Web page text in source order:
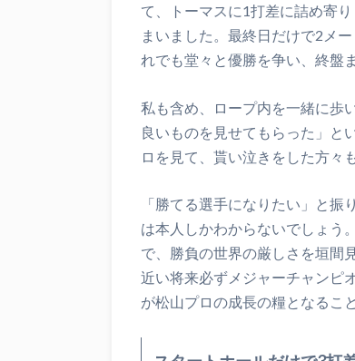
て、トーマスに1打差に詰め寄
まいました。最終日だけで2メ
れでも堂々と優勝を争い、終盤
私も含め、ロープ内を一緒に歩
良いものを見せてもらった」と
ロを見て、貰い泣きをした方々
「勝てる選手になりたい」と
は本人しかわからないでしょう
で、勝負の世界の厳しさを垣間
近い将来必ずメジャーチャンピ
が松山プロの成長の糧となるこ